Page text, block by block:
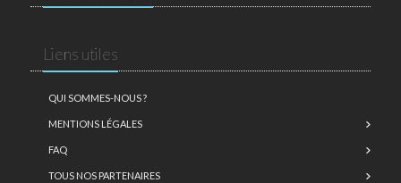
Liens utiles
QUI SOMMES-NOUS ?
MENTIONS LÉGALES
FAQ
TOUS NOS PARTENAIRES